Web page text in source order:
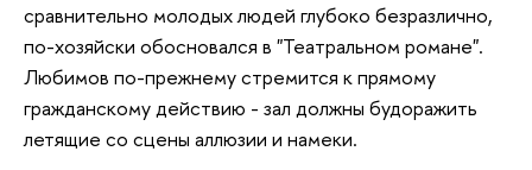
сравнительно молодых людей глубоко безразлично,
по-хозяйски обосновался в "Театральном романе".
Любимов по-прежнему стремится к прямому
гражданскому действию - зал должны будоражить
летящие со сцены аллюзии и намеки.